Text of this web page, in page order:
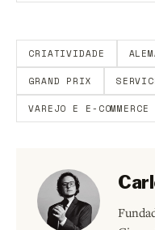
CRIATIVIDADE
GRAND PRIX
VAREJO E E-COMMERCE